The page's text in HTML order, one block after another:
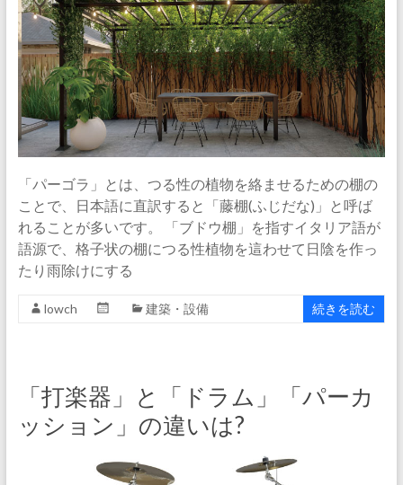
「パーゴラ」とは、つる性の植物を絡ませるための棚の
ことで、日本語に直訳すると「藤棚(ふじだな)」と呼ば
れることが多いです。 「ブドウ棚」を指すイタリア語が
語源で、格子状の棚につる性植物を這わせて日陰を作っ
たり雨除けにする
lowch 建築・設備 続きを読む
「打楽器」と「ドラム」「パーカ
ッション」の違いは?